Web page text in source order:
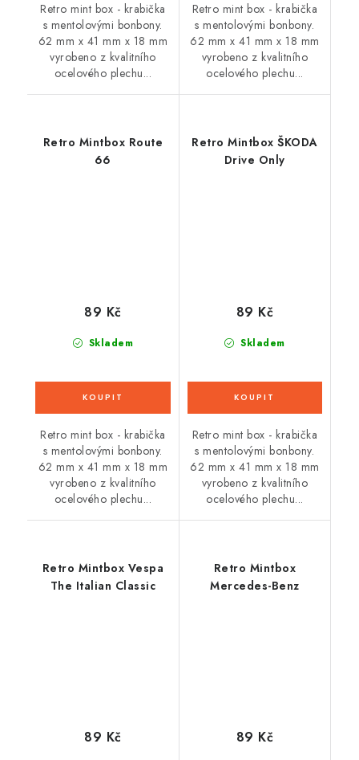
Retro mint box - krabička
s mentolovými bonbony.
62 mm x 41 mm x 18 mm
vyrobeno z kvalitního
ocelového plechu...
Retro mint box - krabička
s mentolovými bonbony.
62 mm x 41 mm x 18 mm
vyrobeno z kvalitního
ocelového plechu...
Retro Mintbox Route
66
Skladem
89 Kč
Retro mint box - krabička
s mentolovými bonbony.
62 mm x 41 mm x 18 mm
vyrobeno z kvalitního
ocelového plechu...
Retro Mintbox ŠKODA
Drive Only
Skladem
89 Kč
Retro mint box - krabička
s mentolovými bonbony.
62 mm x 41 mm x 18 mm
vyrobeno z kvalitního
ocelového plechu...
Retro Mintbox Vespa
The Italian Classic
89 Kč
Retro Mintbox
Mercedes-Benz
89 Kč